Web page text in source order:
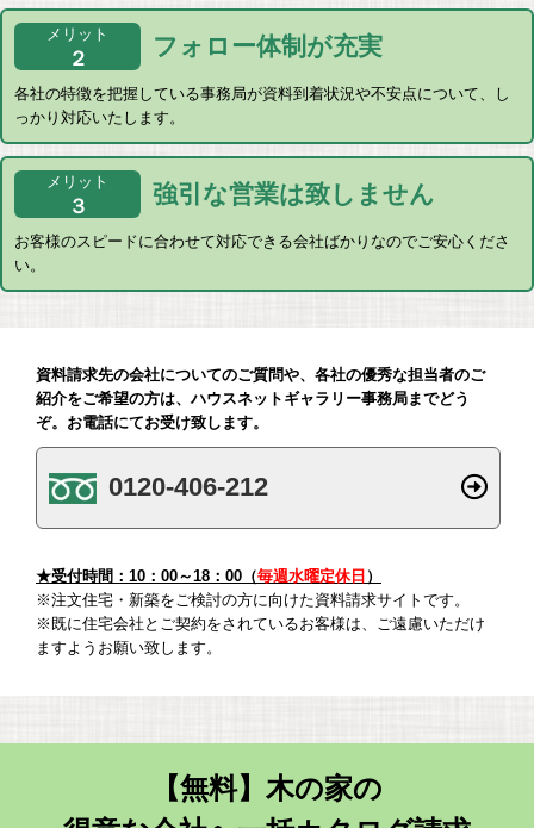
メリット
２ フォロー体制 が充実
各社の特徴を把握している事務局が資料到着状況や不安点について、し
っかり対応いたします。
メリット
３ 強引な営業は致しません
お客様のスピードに合わせて対応できる会社ばかりなのでご安心くださ
い。
資料請求先の会社についてのご質問や、各社の優秀な担当者のご
紹介をご希望の方は、ハウスネットギャラリー事務局までどう
ぞ。お電話にてお受け致します。
0120-406-212
★受付時間：10：00～18：00（毎週水曜定休日 ）
※注文住宅・新築をご検討の方に向けた資料請求サイトです。
※既に住宅会社とご契約をされているお客様は、ご遠慮いただけ
ますようお願い致します。
【無料】木の家の